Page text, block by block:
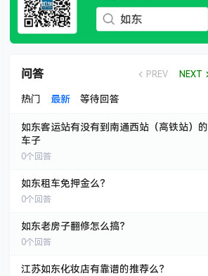
问答 PREV NEXT
热门 最新 等待回答
如东客运站有没有到南通西站（高铁站）的
车子
0个回答
如东租车免押金么？
0个回答
如东老房子翻修怎么搞？
0个回答
江苏如东化妆店有靠谱的推荐么？